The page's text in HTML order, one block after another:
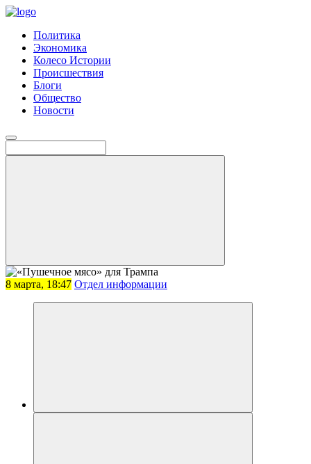
Политика
Экономика
Колесо Истории
Происшествия
Блоги
Общество
Новости
8 марта, 18:47 Отдел информации